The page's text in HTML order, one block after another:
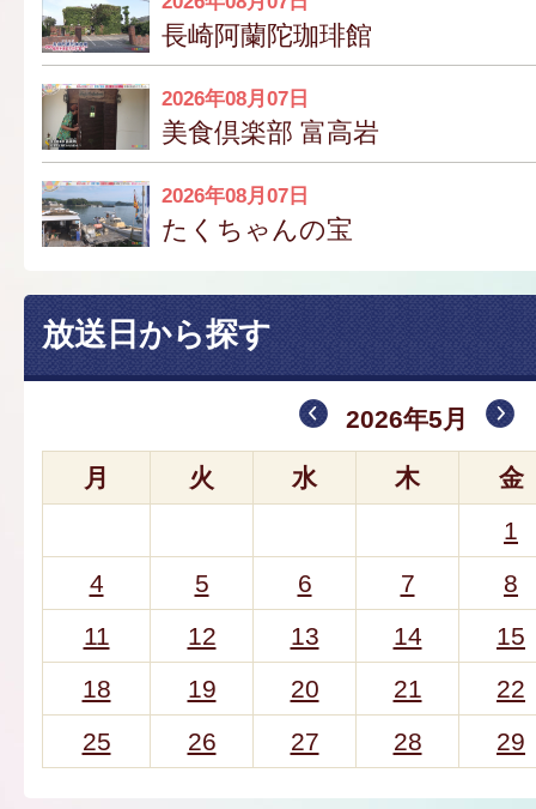
長崎阿蘭陀珈琲館
2026年08月07日
美食倶楽部 富高岩
2026年08月07日
たくちゃんの宝
放送日から探す
2026年5月
月 火 水 木
金
1
4
5 6 7
8
11
12 13 14
15
18
19 20 21
22
25
26 27 28 29